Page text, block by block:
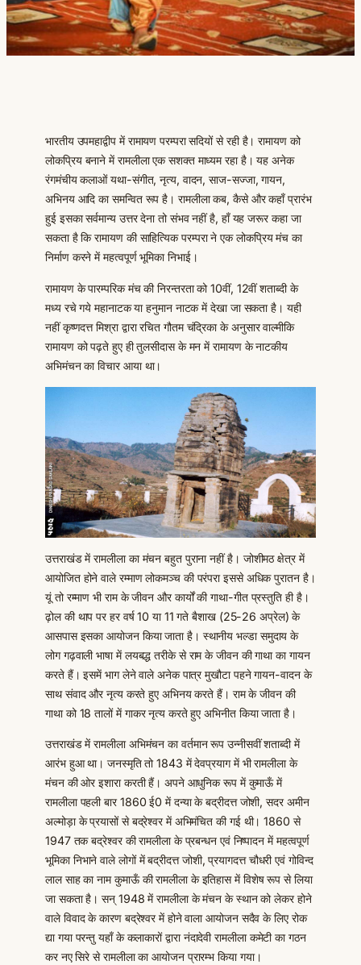
भारतीय उपमहाद्वीप में रामायण परम्परा सदियों से रही है। रामायण को
लोकप्रिय बनाने में रामलीला एक सशक्त माध्यम रहा है। यह अनेक
रंगमंचीय कलाओं यथा-संगीत, नृत्य, वादन, साज-सज्जा, गायन,
अभिनय आदि का समन्वित रूप है। रामलीला कब, कैसे और कहाँ प्रारंभ
हुई इसका सर्वमान्य उत्तर देना तो संभव नहीं है, हाँ यह जरूर कहा जा
सकता है कि रामायण की साहित्यिक परम्परा ने एक लोकप्रिय मंच का
निर्माण करने में महत्वपूर्ण भूमिका निभाई।
रामायण के पारम्परिक मंच की निरन्तरता को 10वीं, 12वीं शताब्दी के
मध्य रचे गये महानाटक या हनुमान नाटक में देखा जा सकता है। यही
नहीं कृष्णदत्त मिश्रा द्वारा रचित गौतम चंद्रिका के अनुसार वाल्मीकि
रामायण को पढ़ते हुए ही तुलसीदास के मन में रामायण के नाटकीय
अभिमंचन का विचार आया था।
उत्तराखंड में रामलीला का मंचन बहुत पुराना नहीं है। जोशीमठ क्षेत्र में
आयोजित होने वाले रम्माण लोकमञ्च की परंपरा इससे अधिक पुरातन है।
यूं तो रम्माण भी राम के जीवन और कार्यों की गाथा-गीत प्रस्तुति ही है।
ढ़ोल की थाप पर हर वर्ष 10 या 11 गते बैशाख (25-26 अप्रेल) के
आसपास इसका आयोजन किया जाता है। स्थानीय भल्डा समुदाय के
लोग गढ़वाली भाषा में लयबद्ध तरीके से राम के जीवन की गाथा का गायन
करते हैं। इसमें भाग लेने वाले अनेक पात्र मुखौटा पहने गायन-वादन के
साथ संवाद और नृत्य करते हुए अभिनय करते हैं। राम के जीवन की
गाथा को 18 तालों में गाकर नृत्य करते हुए अभिनीत किया जाता है।
उत्तराखंड में रामलीला अभिमंचन का वर्तमान रूप उन्नीसवीं शताब्दी में
आरंभ हुआ था। जनस्मृति तो 1843 में देवप्रयाग में भी रामलीला के
मंचन की ओर इशारा करती हैं। अपने आधुनिक रूप में कुमाऊँ में
रामलीला पहली बार 1860 ई0 में दन्या के बद्रीदत्त जोशी, सदर अमीन
अल्मोड़ा के प्रयासों से बद्रेश्वर में अभिमंचित की गई थी। 1860 से
1947 तक बद्रेश्वर की रामलीला के प्रबन्धन एवं निष्पादन में महत्वपूर्ण
भूमिका निभाने वाले लोगों में बद्रीदत्त जोशी, प्रयागदत्त चौधरी एवं गोविन्द
लाल साह का नाम कुमाऊँ की रामलीला के इतिहास में विशेष रूप से लिया
जा सकता है। सन् 1948 में रामलीला के मंचन के स्थान को लेकर होने
वाले विवाद के कारण बद्रेश्वर में होने वाला आयोजन सदैव के लिए रोक
द्या गया परन्तु यहाँ के कलाकारों द्वारा नंदादेवी रामलीला कमेटी का गठन
कर नए सिरे से रामलीला का आयोजन प्रारम्भ किया गया।